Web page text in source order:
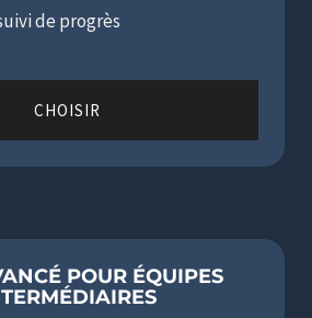
de progrès
CHOISIR
POUR ÉQUIPES